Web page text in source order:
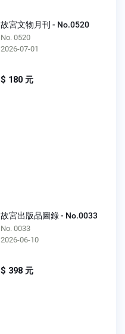
故宮文物月刊 - No.0520
No. 0520
2026-07-01
$ 180 元
故宮出版品圖錄 - No.0033
No. 0033
2026-06-10
$ 398 元